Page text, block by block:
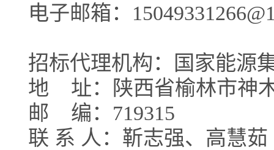
电子邮箱：
招标代理机构：国家能源
地
址：陕西省榆林市神
邮
编：719315
联 系 人：靳志强、高慧茹